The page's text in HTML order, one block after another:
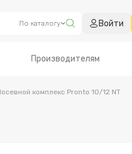
По каталогу Войти
Производителям
комплекс Pronto 10/12 NT